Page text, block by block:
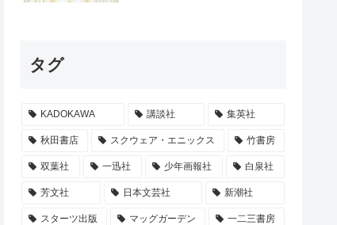
タグ
KADOKAWA 講談社 集英社
秋田書店 スクウェア・エニックス 竹書房
双葉社 一迅社 少年画報社 白泉社
芳文社 日本文芸社 新潮社
スターツ出版 マッグガーデン 一二三書房